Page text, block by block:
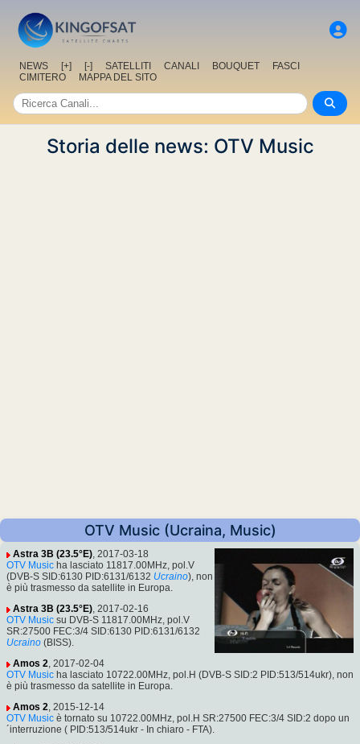
NEWS [+] [-] SATELLITI CANALI BOUQUET
FASCI
CIMITERO
MAPPA DEL SITO
Storia delle news: OTV Music
OTV Music (Ucraina, Music)
Astra 3B (23.5°E), 2017-03-18
OTV Music ha lasciato 11817.00MHz, pol.V
(DVB-S SID:6130 PID:6131/6132 Ucraino), non
è più trasmesso da satellite in Europa.
Astra 3B (23.5°E), 2017-02-16
OTV Music su DVB-S 11817.00MHz, pol.V
SR:27500 FEC:3/4 SID:6130 PID:6131/6132
Ucraino (BISS).
Amos 2, 2017-02-04
OTV Music ha lasciato 10722.00MHz, pol.H (DVB-S SID:2 PID:513/514ukr), non
è più trasmesso da satellite in Europa.
Amos 2, 2015-12-14
OTV Music è tornato su 10722.00MHz, pol.H SR:27500 FEC:3/4 SID:2 dopo un
´interruzione ( PID:513/514ukr - In chiaro - FTA).